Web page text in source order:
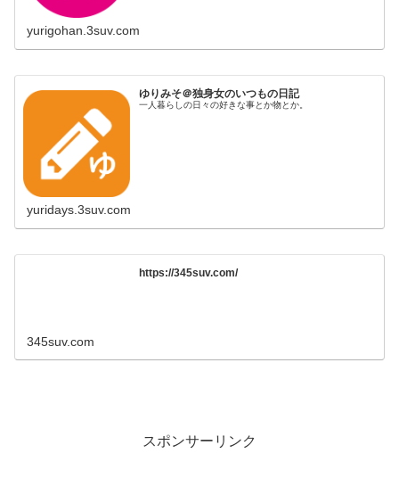
yurigohan.3suv.com
ゆりみそ＠独身女のいつもの日記
一人暮らしの日々の好きな事とか物とか。
yuridays.3suv.com
https://345suv.com/
345suv.com
スポンサーリンク